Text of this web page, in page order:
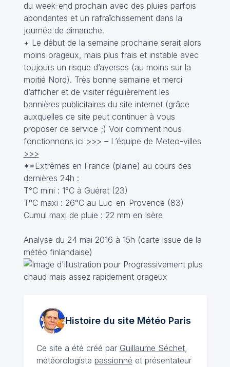
du week-end prochain avec des pluies parfois
abondantes et un rafraîchissement dans la
journée de dimanche.
+ Le début de la semaine prochaine serait alors
moins orageux, mais plus frais et instable avec
toujours un risque d’averses (au moins sur la
moitié Nord). Très bonne semaine et merci
d’afficher et de visiter régulièrement les
bannières publicitaires du site internet (grâce
auxquelles ce site peut continuer à vous
proposer ce service ;) Voir comment nous
fonctionnons ici >>> – L’équipe de Meteo-villes
>>>
**Extrêmes en France (plaine) au cours des
dernières 24h :
T°C mini : 1°C à Guéret (23)
T°C maxi : 26°C au Luc-en-Provence (83)
Cumul maxi de pluie : 22 mm en Isère
Analyse du 24 mai 2016 à 15h (carte issue de la
météo finlandaise)
Histoire du site MétéoParis
Ce site a été créé par Guillaume Séchet,
météorologiste passionné et présentateur